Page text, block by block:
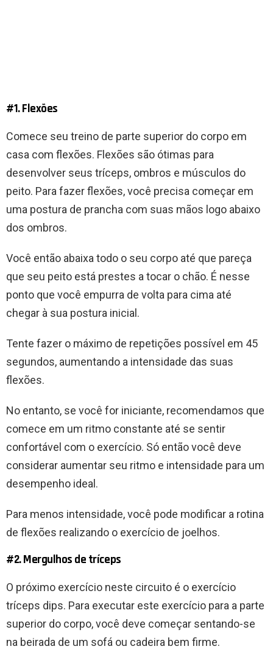
#1. Flexões
Comece seu treino de parte superior do corpo em
casa com flexões. Flexões são ótimas para
desenvolver seus tríceps, ombros e músculos do
peito. Para fazer flexões, você precisa começar em
uma postura de prancha com suas mãos logo abaixo
dos ombros.
Você então abaixa todo o seu corpo até que pareça
que seu peito está prestes a tocar o chão. É nesse
ponto que você empurra de volta para cima até
chegar à sua postura inicial.
Tente fazer o máximo de repetições possível em 45
segundos, aumentando a intensidade das suas
flexões.
No entanto, se você for iniciante, recomendamos que
comece em um ritmo constante até se sentir
confortável com o exercício. Só então você deve
considerar aumentar seu ritmo e intensidade para um
desempenho ideal.
Para menos intensidade, você pode modificar a rotina
de flexões realizando o exercício de joelhos.
#2. Mergulhos de tríceps
O próximo exercício neste circuito é o exercício
tríceps dips. Para executar este exercício para a parte
superior do corpo, você deve começar sentando-se
na beirada de um sofá ou cadeira bem firme.